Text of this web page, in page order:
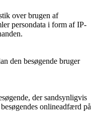
over brugen af
persondata i form af IP-
den besøgende bruger
der sandsynligvis
onlineadfærd på